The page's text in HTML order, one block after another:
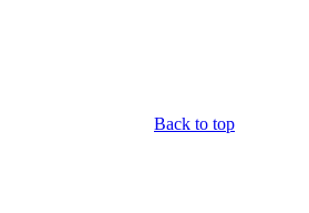
Back to top